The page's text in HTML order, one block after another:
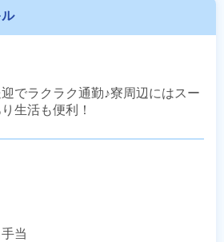
でラクラク通勤♪寮周辺にはスー
生活も便利！
当